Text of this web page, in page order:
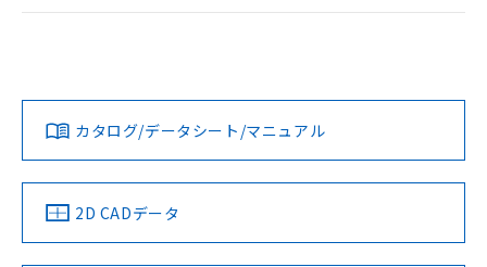
タイムチャート
ログイン/会員登録
ダウンロードデータをご利用いただく前に、以下を必ずお読
みください。
ソフトウェアの使用条件
EU RoHS 注意事項・凡例
対応済み
中国 RoHS 注意事項・凡例
LR型式承認
（イギリス
船舶規格）
DNV型式承認
（ノルウェー
BV型式承認
（フランス
KR型式
（韓国
No No No No
カタログ/データシート/マニュアル
2D CADデータ